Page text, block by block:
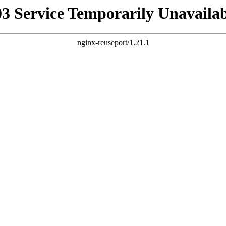
Service Temporarily
nginx-reuseport/1.21.1